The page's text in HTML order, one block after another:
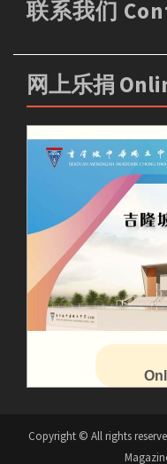
联系我们
网上乐捐
Copyright © All rights